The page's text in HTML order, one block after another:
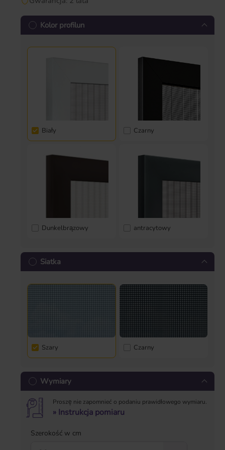
Kolor profilun
Biały Czarny
Dunkelbrązowy antracytowy
Siatka
Szary Czarny
Wymiary
Proszę nie zapomnieć o podaniu prawidłowego wymiaru.
» Instrukcja pomiaru
Szerokość w cm